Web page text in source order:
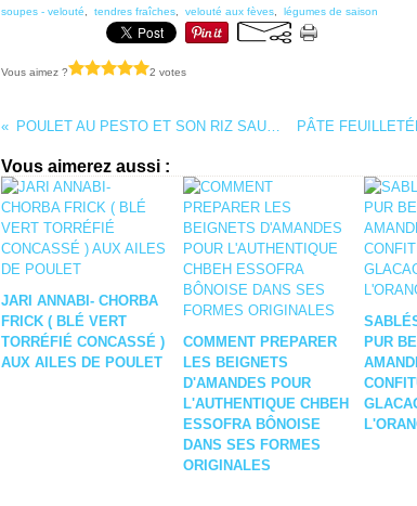
soupes - velouté
tendres fraîches velouté aux fèves légumes de saison
Vous aimez ? 2 votes
POULET AU PESTO ET SON RIZ SAUCE CURCUMA
Vous aimerez aussi :
JARI ANNABI- CHORBA
FRICK ( BLÉ VERT
TORRÉFIÉ CONCASSÉ )
AUX AILES DE POULET
COMMENT PREPARER
LES BEIGNETS
D'AMANDES POUR
L'AUTHENTIQUE CHBEH
ESSOFRA BÔNOISE
DANS SES FORMES
ORIGINALES
PUR